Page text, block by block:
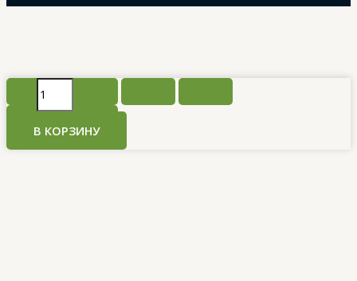
Количество
товара
«Ранункулюсы»
В КОРЗИНУ